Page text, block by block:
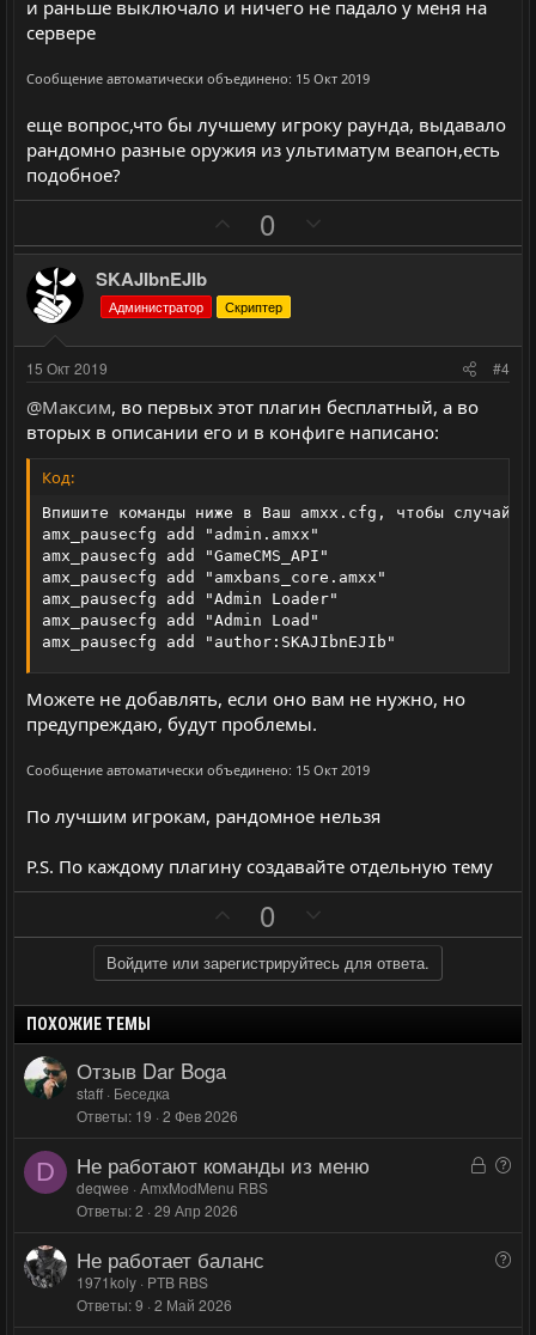
л
с
л
с
и раньше выключало и ничего не падало у меня на
сервере
Сообщение автоматически объединено: 15 Окт 2019
еще вопрос,что бы лучшему игроку раунда, выдавало
рандомно разные оружия из ультиматум веапон,есть
подобное?
о
и
т
в
н
ы
г
о
л
о
с
0
е
т
в
н
ы
г
л
о
с
SKAJIbnEJIb
Администратор Скриптер
15 Окт 2019 #4
@Максим, во первых этот плагин бесплатный, а во
вторых в описании его и в конфиге написано:
Код:
Впишите команды ниже в Ваш amxx.cfg, чтобы
amx_pausecfg add "admin.amxx"
amx_pausecfg add "GameCMS_API"
amx_pausecfg add "amxbans_core.amxx"
amx_pausecfg add "Admin Loader"
amx_pausecfg add "Admin Load"
amx_pausecfg add "author:SKAJIbnEJIb"
Можете не добавлять, если оно вам не нужно, но
предупреждаю, будут проблемы.
Сообщение автоматически объединено: 15 Окт 2019
По лучшим игрокам, рандомное нельзя
P.S. По каждому плагину создавайте отдельную тему
о
з
и
и
й
г
л
0
е
г
а
и
й
Войдите или зарегистрируйтесь для ответа.
ПОХОЖИЕ ТЕМЫ
Отзыв Dar Boga
staff Беседка
Ответы 19 2 Фев 2026
D
З
ы
Не работают команды из меню
deqwee AmxModMenu RBS
Ответы 2 29 Апр 2026
Не работает баланс
1971koly PTB RBS
Ответы 9 2 Май 2026